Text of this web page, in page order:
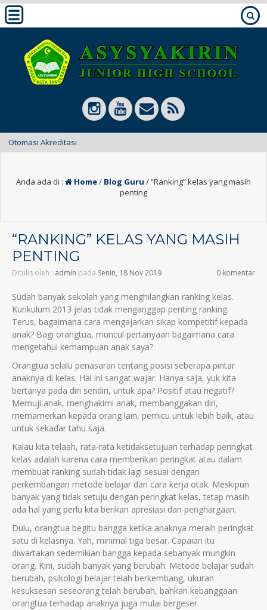
Anda ada di : Home/ Blog Guru /“Ranking” kelas yang masih
penting
“RANKING” KELAS YANG MASIH
PENTING
Ditulis oleh : admin pada Senin, 18 Nov 2019 0 komentar
Sudah banyak sekolah yang menghilangkan ranking kelas.
Kurikulum 2013 jelas tidak menganggap penting ranking.
Terus, bagaimana cara mengajarkan sikap kompetitif kepada
anak? Bagi orangtua, muncul pertanyaan bagaimana cara
mengetahui kemampuan anak saya?
Orangtua selalu penasaran tentang posisi seberapa pintar
anaknya di kelas. Hal ini sangat wajar. Hanya saja, yuk kita
bertanya pada diri sendiri, untuk apa? Positif atau negatif?
Memuji anak, menghakimi anak, membanggakan diri,
memamerkan kepada orang lain, pemicu untuk lebih baik, atau
untuk sekadar tahu saja.
Kalau kita telaah, rata-rata ketidaksetujuan terhadap peringkat
kelas adalah karena cara memberikan peringkat atau dalam
membuat ranking sudah tidak lagi sesuai dengan
perkembangan metode belajar dan cara kerja otak. Meskipun
banyak yang tidak setuju dengan peringkat kelas, tetap masih
ada hal yang perlu kita berikan apresiasi dan penghargaan.
Dulu, orangtua begitu bangga ketika anaknya meraih peringkat
satu di kelasnya. Yah, minimal tiga besar. Capaian itu
diwartakan sedemikian bangga kepada sebanyak mungkin
orang. Kini, sudah banyak yang berubah. Metode belajar sudah
berubah, psikologi belajar telah berkembang, ukuran
kesuksesan seseorang telah berubah, bahkan kebanggaan
orangtua terhadap anaknya juga mulai bergeser.